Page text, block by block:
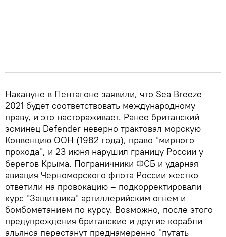
Накануне в Пентагоне заявили, что Sea Breeze
2021 будет соответствовать международному
праву, и это настораживает. Ранее британский
эсминец Defender неверно трактовал морскую
Конвенцию ООН (1982 года), право "мирного
прохода", и 23 июня нарушил границу России у
берегов Крыма. Пограничники ФСБ и ударная
авиация Черноморского флота России жестко
ответили на провокацию – подкорректировали
курс "Защитника" артиллерийским огнем и
бомбометанием по курсу. Возможно, после этого
предупреждения британские и другие корабли
альянса перестанут преднамеренно "путать